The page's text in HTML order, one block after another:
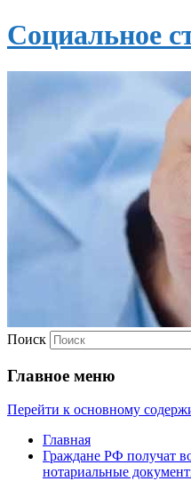
Социальное
Поиск
Главное меню
Перейти к основному
Главная
Граждане РФ получат
нотариальные